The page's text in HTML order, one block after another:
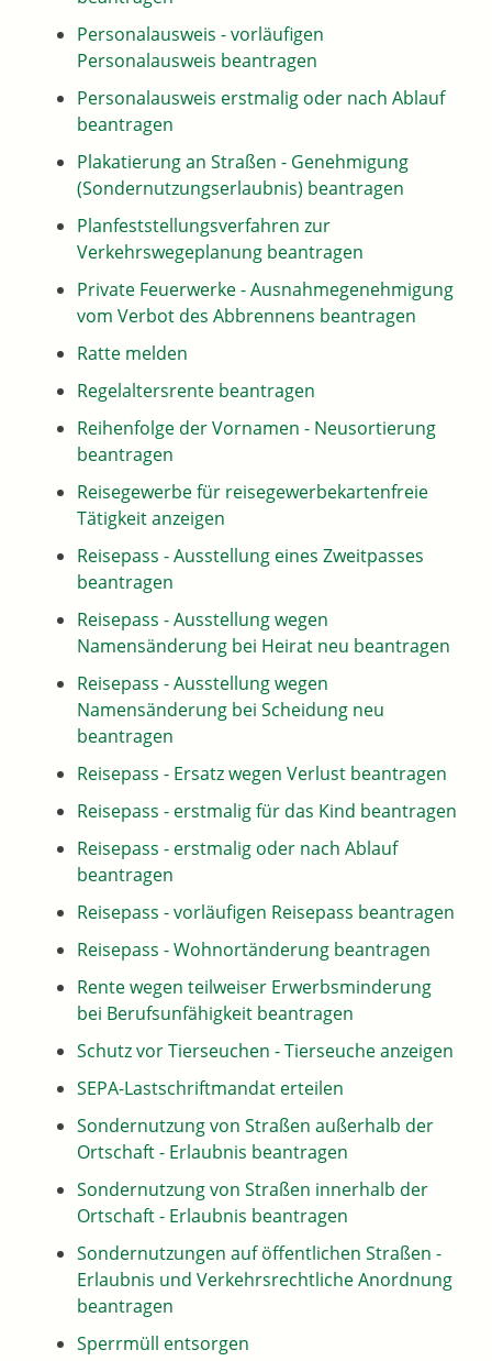
Personalausweis - vorläufigen
Personalausweis beantragen
Personalausweis erstmalig oder nach Ablauf
beantragen
Plakatierung an Straßen - Genehmigung
(Sondernutzungserlaubnis) beantragen
Planfeststellungsverfahren zur
Verkehrswegeplanung beantragen
Private Feuerwerke - Ausnahmegenehmigung
vom Verbot des Abbrennens beantragen
Ratte melden
Regelaltersrente beantragen
Reihenfolge der Vornamen - Neusortierung
beantragen
Reisegewerbe für reisegewerbekartenfreie
Tätigkeit anzeigen
Reisepass - Ausstellung eines Zweitpasses
beantragen
Reisepass - Ausstellung wegen
Namensänderung bei Heirat neu beantragen
Reisepass - Ausstellung wegen
Namensänderung bei Scheidung neu
beantragen
Reisepass - Ersatz wegen Verlust beantragen
Reisepass - erstmalig für das Kind beantragen
Reisepass - erstmalig oder nach Ablauf
beantragen
Reisepass - vorläufigen Reisepass beantragen
Reisepass - Wohnortänderung beantragen
Rente wegen teilweiser Erwerbsminderung
bei Berufsunfähigkeit beantragen
Schutz vor Tierseuchen - Tierseuche anzeigen
SEPA-Lastschriftmandat erteilen
Sondernutzung von Straßen außerhalb der
Ortschaft - Erlaubnis beantragen
Sondernutzung von Straßen innerhalb der
Ortschaft - Erlaubnis beantragen
Sondernutzungen auf öffentlichen Straßen -
Erlaubnis und Verkehrsrechtliche Anordnung
beantragen
Sperrmüll entsorgen